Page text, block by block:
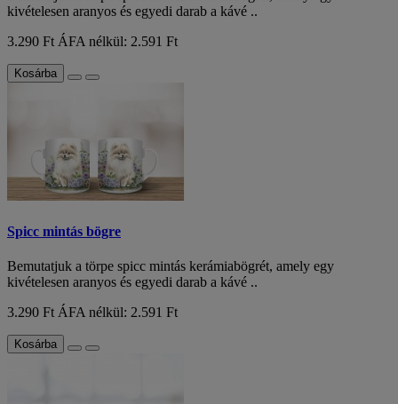
kivételesen aranyos és egyedi darab a kávé ..
3.290 FtÁFA nélkül: 2.591 Ft
Kosárba
Spicc mintás bögre
Bemutatjuk a törpe spicc mintás kerámiabögrét, amely egy
kivételesen aranyos és egyedi darab a kávé ..
3.290 Ft ÁFA nélkül: 2.591 Ft
Kosárba